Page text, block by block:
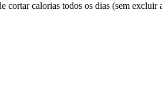
cortar calorias todos os dias (sem excluir